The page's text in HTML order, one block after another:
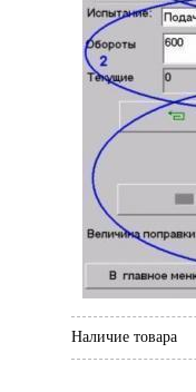
Наличие товара